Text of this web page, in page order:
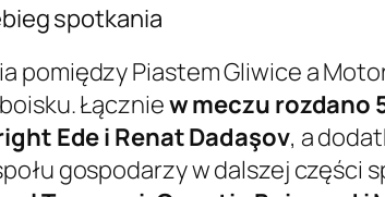
spotkania
pomiędzy Piastem Gliwice a
Łączniew meczu rozdano
Ede i Renat Dadaşov, a
gospodarzy w dalszej części